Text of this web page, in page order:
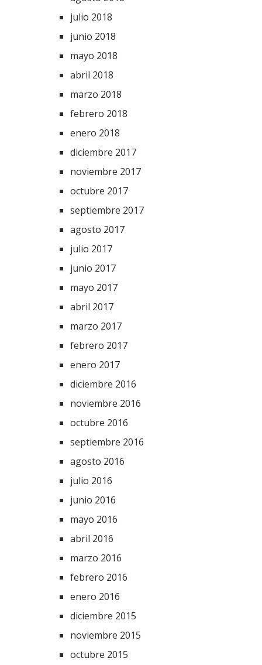
julio 2018
junio 2018
mayo 2018
abril 2018
marzo 2018
febrero 2018
enero 2018
diciembre 2017
noviembre 2017
octubre 2017
septiembre 2017
agosto 2017
julio 2017
junio 2017
mayo 2017
abril 2017
marzo 2017
febrero 2017
enero 2017
diciembre 2016
noviembre 2016
octubre 2016
septiembre 2016
agosto 2016
julio 2016
junio 2016
mayo 2016
abril 2016
marzo 2016
febrero 2016
enero 2016
diciembre 2015
noviembre 2015
octubre 2015